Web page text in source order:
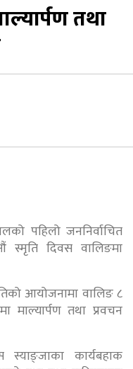
तथा
पहिलो जननिर्वाचित
औं स्मृति दिवस वालिङमा
आयोजनामा वालिङ ८
माल्यार्पण तथा प्रवचन
स्याङ्जाका कार्यबहाक